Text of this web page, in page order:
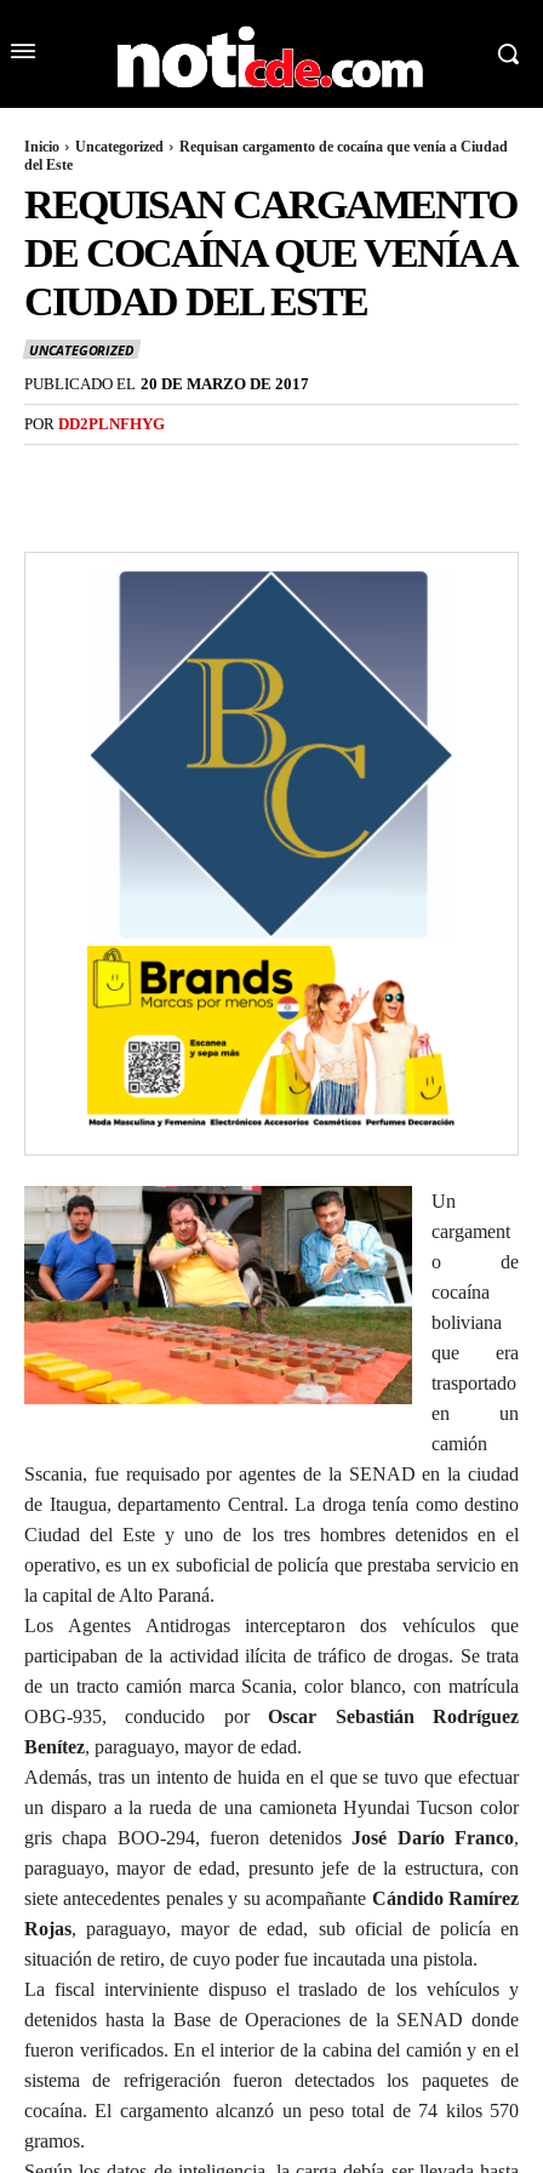
Inicio Uncategorized
Requisan cargamento de cocaína que venía a Ciudad
del Este
REQUISAN CARGAMENTO
DE COCAÍNA QUE VENÍA A
CIUDAD DEL ESTE
UNCATEGORIZED
PUBLICADO EL 20 DE MARZO DE 2017
POR DD2PLNFHYG
Un
cargament
o de
cocaína
boliviana
que era
trasportado
en un
camión
Sscania, fue requisado por agentes de la SENAD en la ciudad
de Itaugua, departamento Central. La droga tenía como destino
Ciudad del Este y uno de los tres hombres detenidos en el
operativo, es un ex suboficial de policía que prestaba servicio en
la capital de Alto Paraná.
Los Agentes Antidrogas interceptaron dos vehículos que
participaban de la actividad ilícita de tráfico de drogas. Se trata
de un tracto camión marca Scania, color blanco, con matrícula
OBG-935, conducido porOscar Sebastián Rodríguez
Benítez, paraguayo, mayor de edad.
Además, tras un intento de huida en el que se tuvo que efectuar
un disparo a la rueda de una camioneta Hyundai Tucson color
gris chapa BOO-294, fueron detenidosJosé Darío Franco,
paraguayo, mayor de edad, presunto jefe de la estructura, con
siete antecedentes penales y su acompañante Cándido Ramírez
Rojas, paraguayo, mayor de edad, sub oficial de policía en
situación de retiro, de cuyo poder fue incautada una pistola.
La fiscal interviniente dispuso el traslado de los vehículos y
detenidos hasta la Base de Operaciones de la SENAD donde
fueron verificados. En el interior de la cabina del camión y en el
sistema de refrigeración fueron detectados los paquetes de
cocaína. El cargamento alcanzó un peso total de 74 kilos 570
gramos.